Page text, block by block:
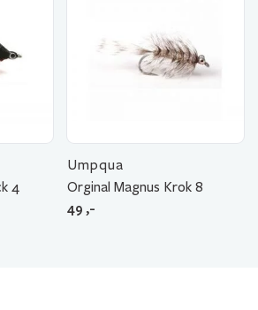
4
Umpqua
Orginal Magnus Krok 8
49 ,-